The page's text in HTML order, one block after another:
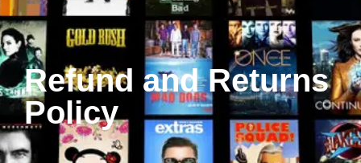
Refund and Returns
Policy